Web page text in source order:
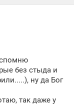
без стыда и
ну да Бог
так даже у